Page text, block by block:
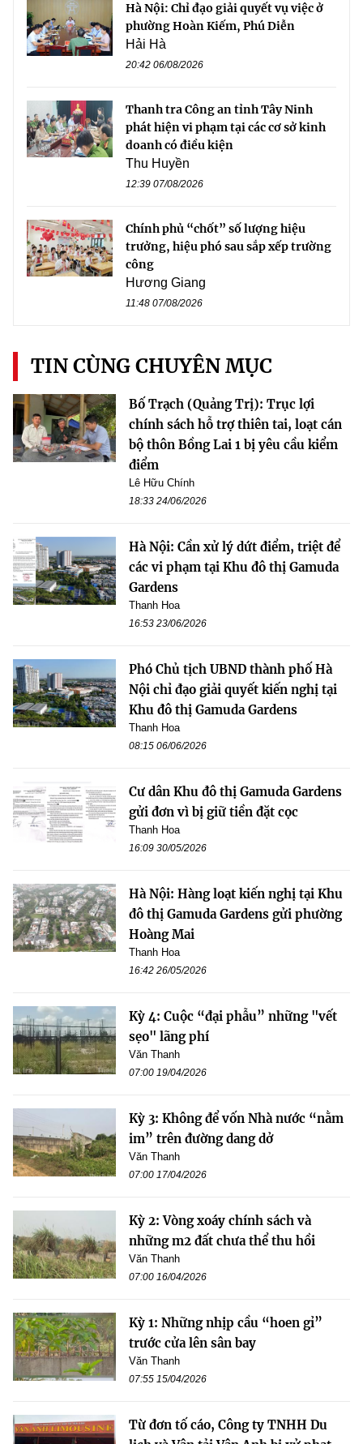
Hà Nội: Chỉ đạo giải quyết vụ việc ở
phường Hoàn Kiếm, Phú Diễn
Hải Hà
20:42 06/08/2026
Thanh tra Công an tỉnh Tây Ninh
phát hiện vi phạm tại các cơ sở kinh
doanh có điều kiện
Thu Huyền
12:39 07/08/2026
Chính phủ “chốt” số lượng hiệu
trưởng, hiệu phó sau sắp xếp trường
công
Hương Giang
11:48 07/08/2026
TIN CÙNG CHUYÊN MỤC
Bố Trạch (Quảng Trị): Trục lợi
chính sách hỗ trợ thiên tai, loạt cán
bộ thôn Bồng Lai 1 bị yêu cầu kiểm
điểm
Lê Hữu Chính
18:33 24/06/2026
Hà Nội: Cần xử lý dứt điểm, triệt để
các vi phạm tại Khu đô thị Gamuda
Gardens
Thanh Hoa
16:53 23/06/2026
Phó Chủ tịch UBND thành phố Hà
Nội chỉ đạo giải quyết kiến nghị tại
Khu đô thị Gamuda Gardens
Thanh Hoa
08:15 06/06/2026
Cư dân Khu đô thị Gamuda Gardens
gửi đơn vì bị giữ tiền đặt cọc
Thanh Hoa
16:09 30/05/2026
Hà Nội: Hàng loạt kiến nghị tại Khu
đô thị Gamuda Gardens gửi phường
Hoàng Mai
Thanh Hoa
16:42 26/05/2026
Kỳ 4: Cuộc “đại phẫu” những "vết
sẹo" lãng phí
Văn Thanh
07:00 19/04/2026
Kỳ 3: Không để vốn Nhà nước “nằm
im” trên đường dang dở
Văn Thanh
07:00 17/04/2026
Kỳ 2: Vòng xoáy chính sách và
những m2 đất chưa thể thu hồi
Văn Thanh
07:00 16/04/2026
Kỳ 1: Những nhịp cầu “hoen gỉ”
trước cửa lên sân bay
Văn Thanh
07:55 15/04/2026
Từ đơn tố cáo, Công ty TNHH Du